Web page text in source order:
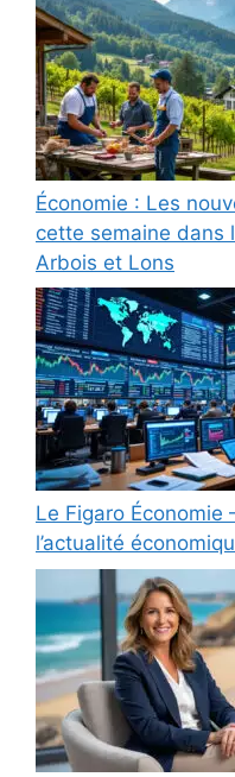
Économie : Les
cette semaine dans
Arbois et Lons
Le Figaro Économie
l’actualité